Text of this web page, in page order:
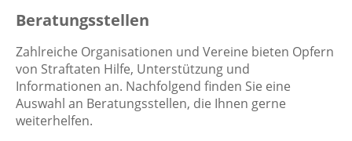
Beratungsstellen
Zahlreiche Organisationen und Vereine bieten Opfern
von Straftaten Hilfe, Unterstützung und
Informationen an. Nachfolgend finden Sie eine
Auswahl an Beratungsstellen, die Ihnen gerne
weiterhelfen.